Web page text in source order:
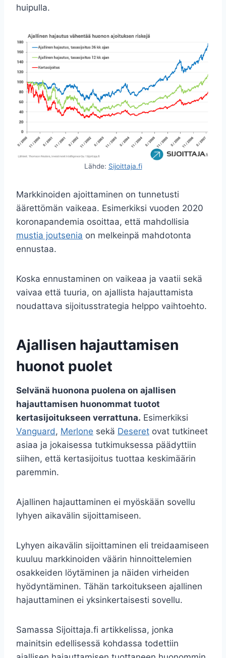
huipulla.
Lähde: Sijoittaja.fi
Markkinoiden ajoittaminen on tunnetusti
äärettömän vaikeaa. Esimerkiksi vuoden 2020
koronapandemia osoittaa, että mahdollisia
mustia joutsenia on melkeinpä mahdotonta
ennustaa.
Koska ennustaminen on vaikeaa ja vaatii sekä
vaivaa että tuuria, on ajallista hajauttamista
noudattava sijoitusstrategia helppo vaihtoehto.
Ajallisen hajauttamisen
huonot puolet
Selvänä huonona puolena on ajallisen
hajauttamisen huonommat tuotot
kertasijoitukseen verrattuna. Esimerkiksi
Vanguard , Merlone sekä Deseret ovat tutkineet
asiaa ja jokaisessa tutkimuksessa päädyttiin
siihen, että kertasijoitus tuottaa keskimäärin
paremmin.
Ajallinen hajauttaminen ei myöskään sovellu
lyhyen aikavälin sijoittamiseen.
Lyhyen aikavälin sijoittaminen eli treidaamiseen
kuuluu markkinoiden väärin hinnoittelemien
osakkeiden löytäminen ja näiden virheiden
hyödyntäminen. Tähän tarkoitukseen ajallinen
hajauttaminen ei yksinkertaisesti sovellu.
Samassa Sijoittaja.fi artikkelissa, jonka
mainitsin edellisessä kohdassa todettiin